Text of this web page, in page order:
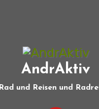
AndrAktiv
Rad und Reisen und